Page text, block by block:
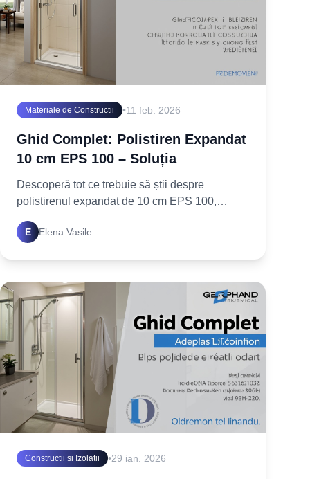
Materiale de Constructii •11 feb. 2026
Ghid Complet: Polistiren Expandat
10 cm EPS 100 – Soluția
Descoperă tot ce trebuie să știi despre
polistirenul expandat de 10 cm EPS 100,
superioară. Află cum să alegi și să
E Elena Vasile
Constructii si Izolatii •29 ian. 2026